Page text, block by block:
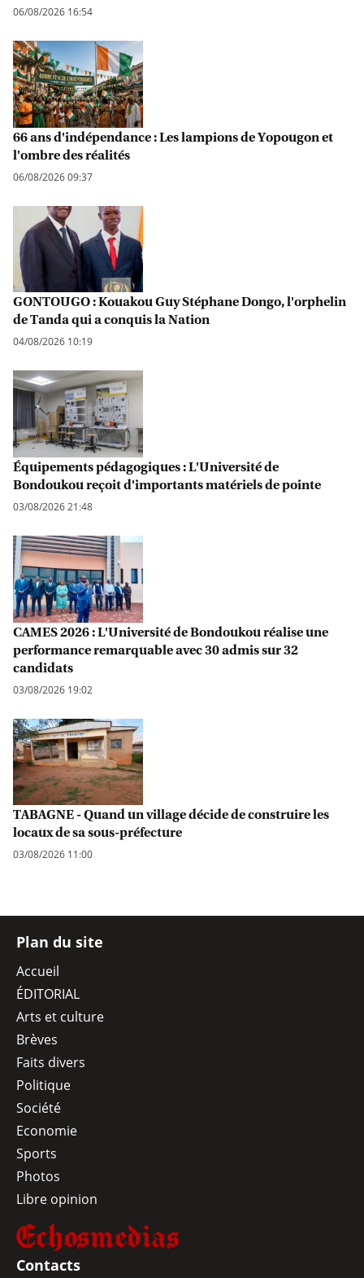
06/08/2026 16:54
66 ans d'indépendance : Les lampions de Yopougon et
l'ombre des réalités
06/08/2026 09:37
GONTOUGO : Kouakou Guy Stéphane Dongo, l'orphelin
de Tanda qui a conquis la Nation
04/08/2026 10:19
Équipements pédagogiques : L'Université de
Bondoukou reçoit d'importants matériels de pointe
03/08/2026 21:48
CAMES 2026 : L'Université de Bondoukou réalise une
performance remarquable avec 30 admis sur 32
candidats
03/08/2026 19:02
TABAGNE - Quand un village décide de construire les
locaux de sa sous-préfecture
03/08/2026 11:00
Plan du site
Accueil
ÉDITORIAL
Arts et culture
Brèves
Faits divers
Politique
Société
Economie
Sports
Photos
Libre opinion
Contacts